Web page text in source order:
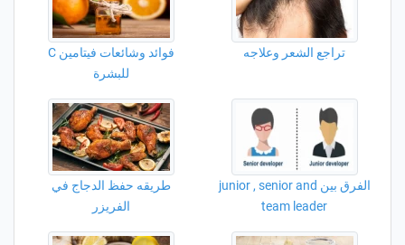
تراجع الشعر وعلاجه
فوائد وشائعات فيتامين C
للبشرة
الفرق بين junior , senior and
team leader
طريقه حفظ الدجاج في
الفريزر